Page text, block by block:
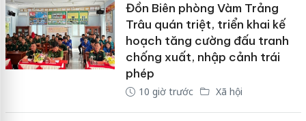
Đồn Biên phòng Vàm Trảng
Trâu quán triệt, triển khai kế
hoạch tăng cường đấu tranh
chống xuất, nhập cảnh trái
phép
10 giờ trước Xã hội